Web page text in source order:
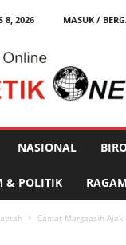
8, 2026 MASUK /
NASIONAL
& POLITIK
Camat Margaasih